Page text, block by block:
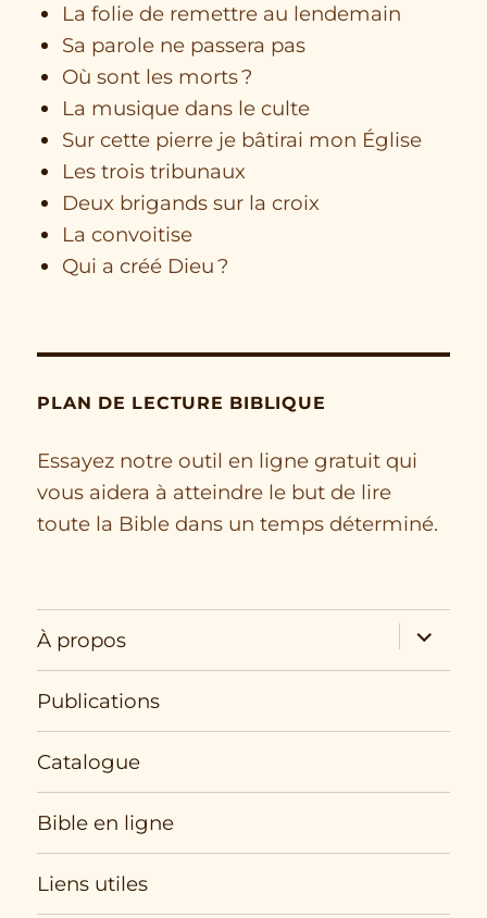
La folie de remettre au lendemain
Sa parole ne passera pas
Où sont les morts ?
La musique dans le culte
Sur cette pierre je bâtirai mon Église
Les trois tribunaux
Deux brigands sur la croix
La convoitise
Qui a créé Dieu ?
PLAN DE LECTURE BIBLIQUE
Essayez notre outil en ligne gratuit qui
vous aidera à atteindre le but de lire
toute la Bible dans un temps déterminé.
À propos
expand
child
menu
Publications
Catalogue
Bible en ligne
Liens utiles